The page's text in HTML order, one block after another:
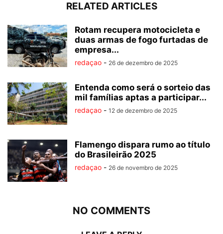
RELATED ARTICLES
Rotam recupera motocicleta e
duas armas de fogo furtadas de
empresa...
redaçao - 26 de dezembro de 2025
Entenda como será o sorteio das
mil famílias aptas a participar...
redaçao - 12 de dezembro de 2025
Flamengo dispara rumo ao título
do Brasileirão 2025
redaçao - 26 de novembro de 2025
NO COMMENTS